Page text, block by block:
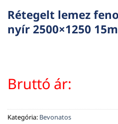
Rétegelt lemez
nyír 2500×1250
Bruttó ár:
Kategória: Bevonatos